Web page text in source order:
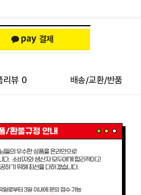
리뷰 0 배송/교환/반품